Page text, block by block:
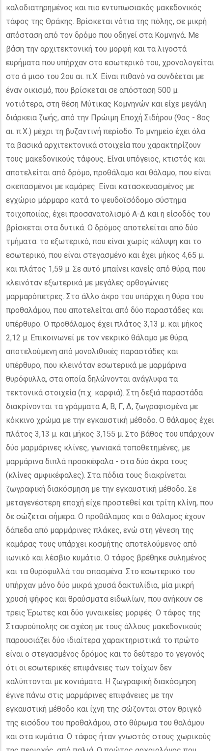
καλοδιατηρημένος και πιο εντυπωσιακός μακεδονικός
τάφος της Θράκης. Βρίσκεται νότια της πόλης, σε μικρή
απόσταση από τον δρόμο που οδηγεί στα Κομνηνά. Με
βάση την αρχιτεκτονική του μορφή και τα λιγοστά
ευρήματα που υπήρχαν στο εσωτερικό του, χρονολογείται
στο ά μισό του 2ου αι. π.Χ. Είναι πιθανό να συνδέεται με
έναν οικισμό, που βρίσκεται σε απόσταση 500 μ.
νοτιότερα, στη θέση Μύτικας Κομνηνών και είχε μεγάλη
διάρκεια ζωής, από την Πρώιμη Εποχή Σιδήρου (9ος - 8ος
αι. π.Χ.) μέχρι τη βυζαντινή περίοδο. Το μνημείο έχει όλα
τα βασικά αρχιτεκτονικά στοιχεία που χαρακτηρίζουν
τους μακεδονικούς τάφους. Είναι υπόγειος, κτιστός και
αποτελείται από δρόμο, προθάλαμο και θάλαμο, που είναι
σκεπασμένοι με καμάρες. Είναι κατασκευασμένος με
εγχώριο μάρμαρο κατά το ψευδοϊσόδομο σύστημα
τοιχοποιίας, έχει προσανατολισμό Α-Δ και η είσοδός του
βρίσκεται στα δυτικά. Ο δρόμος αποτελείται από δύο
τμήματα: το εξωτερικό, που είναι χωρίς κάλυψη και το
εσωτερικό, που είναι στεγασμένο και έχει μήκος 4,65 μ.
και πλάτος 1,59 μ. Σε αυτό μπαίνει κανείς από θύρα, που
κλεινόταν εξωτερικά με μεγάλες ορθογώνιες
μαρμαρόπετρες. Στο άλλο άκρο του υπάρχει η θύρα του
προθαλάμου, που αποτελείται από δύο παραστάδες και
υπέρθυρο. Ο προθάλαμος έχει πλάτος 3,13 μ. και μήκος
2,12 μ. Επικοινωνεί με τον νεκρικό θάλαμο με θύρα,
αποτελούμενη από μονολιθικές παραστάδες και
υπέρθυρο, που κλεινόταν εσωτερικά με μαρμάρινα
θυρόφυλλα, στα οποία δηλώνονται ανάγλυφα τα
τεκτονικά στοιχεία (π.χ. καρφιά). Στη δεξιά παραστάδα
διακρίνονται τα γράμματα Α, Β, Γ, Δ, ζωγραφισμένα με
κόκκινο χρώμα με την εγκαυστική μέθοδο. Ο θάλαμος έχει
πλάτος 3,13 μ. και μήκος 3,155 μ. Στο βάθος του υπάρχουν
δύο μαρμάρινες κλίνες, γωνιακά τοποθετημένες, με
μαρμάρινα διπλά προσκέφαλα - στα δύο άκρα τους
(κλίνες αμφικέφαλες). Στα πόδια τους διακρίνεται
ζωγραφική διακόσμηση με την εγκαυστική μέθοδο. Σε
μεταγενέστερη εποχή είχε προστεθεί και τρίτη κλίνη, που
δε σώζεται σήμερα. Ο προθάλαμος και ο θάλαμος έχουν
δάπεδα από μαρμάρινες πλάκες, ενώ στη γένεση της
καμάρας τους υπάρχει κοσμήτης αποτελούμενος από
ιωνικό και λέσβιο κυμάτιο. Ο τάφος βρέθηκε συλημένος
και τα θυρόφυλλά του σπασμένα. Στο εσωτερικό του
υπήρχαν μόνο δύο μικρά χρυσά δακτυλίδια, μία μικρή
χρυσή ψήφος και θραύσματα ειδωλίων, που ανήκουν σε
τρεις Έρωτες και δύο γυναικείες μορφές. Ο τάφος της
Σταυρούπολης σε σχέση με τους άλλους μακεδονικούς
παρουσιάζει δύο ιδιαίτερα χαρακτηριστικά: το πρώτο
είναι ο στεγασμένος δρόμος και το δεύτερο το γεγονός
ότι οι εσωτερικές επιφάνειες των τοίχων δεν
καλύπτονται με κονιάματα. Η ζωγραφική διακόσμηση
έγινε πάνω στις μαρμάρινες επιφάνειες με την
εγκαυστική μέθοδο και ίχνη της σώζονται στον θριγκό
της εισόδου του προθαλάμου, στο θύρωμα του θαλάμου
και στα κυμάτια. Ο τάφος ήταν γνωστός στους χωρικούς